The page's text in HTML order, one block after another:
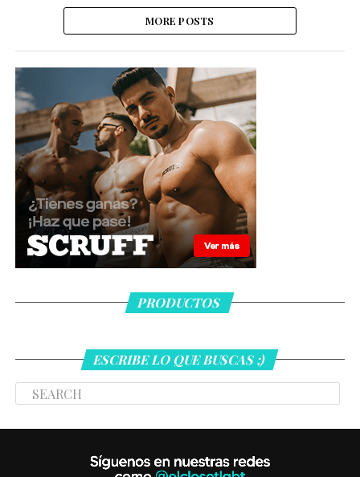
MORE POSTS
PRODUCTOS
ESCRIBE LO QUE BUSCAS ;)